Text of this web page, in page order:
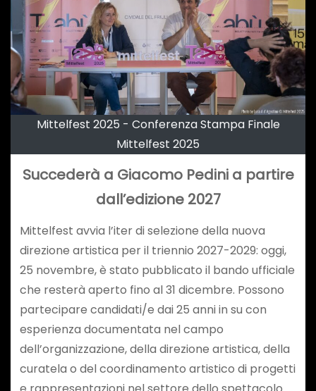
Mittelfest 2025 - Conferenza Stampa Finale
Mittelfest 2025
Succederà a Giacomo Pedini a partire
dall’edizione 2027
Mittelfest avvia l’iter di selezione della nuova
direzione artistica per il triennio 2027-2029: oggi,
25 novembre, è stato pubblicato il bando ufficiale
che resterà aperto fino al 31 dicembre. Possono
partecipare candidati/e dai 25 anni in su con
esperienza documentata nel campo
dell’organizzazione, della direzione artistica, della
curatela o del coordinamento artistico di progetti